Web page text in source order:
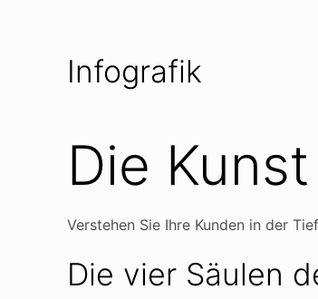
Infografik
Die
Verstehen Sie Ihre Kunden in der
Die vier Säulen